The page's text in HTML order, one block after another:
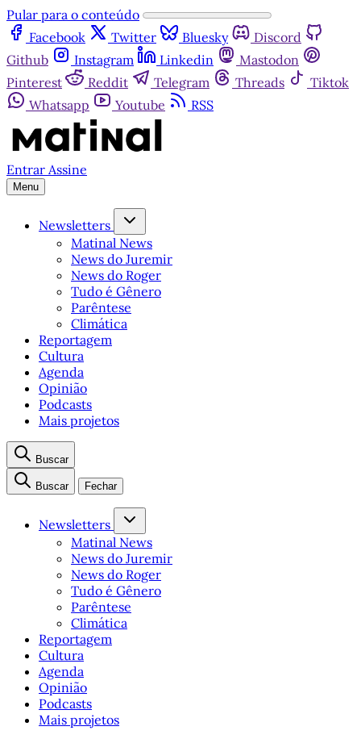
Pular para o conteúdo
Facebook
Twitter Bluesky
Discord
Github
Instagram Linkedin
Mastodon
Pinterest
Reddit Telegram Threads
Tiktok
Whatsapp
Youtube RSS
Entrar Assine
Menu
Newsletters
Matinal News
News do Juremir
News do Roger
Tudo é Gênero
Parêntese
Climática
Reportagem
Cultura
Agenda
Opinião
Podcasts
Mais projetos
Buscar
Buscar Fechar
Newsletters
Matinal News
News do Juremir
News do Roger
Tudo é Gênero
Parêntese
Climática
Reportagem
Cultura
Agenda
Opinião
Podcasts
Mais projetos